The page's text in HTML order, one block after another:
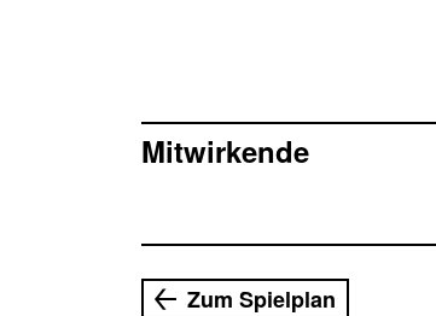
Mitwirkende
Zum Spielplan